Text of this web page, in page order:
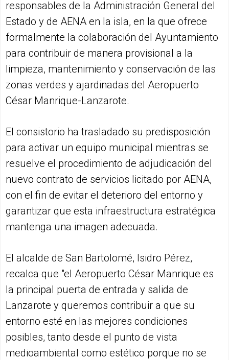
responsables de la Administración General del
Estado y de AENA en la isla, en la que ofrece
formalmente la colaboración del Ayuntamiento
para contribuir de manera provisional a la
limpieza, mantenimiento y conservación de las
zonas verdes y ajardinadas del Aeropuerto
César Manrique-Lanzarote.
El consistorio ha trasladado su predisposición
para activar un equipo municipal mientras se
resuelve el procedimiento de adjudicación del
nuevo contrato de servicios licitado por AENA,
con el fin de evitar el deterioro del entorno y
garantizar que esta infraestructura estratégica
mantenga una imagen adecuada.
El alcalde de San Bartolomé, Isidro Pérez,
recalca que "el Aeropuerto César Manrique es
la principal puerta de entrada y salida de
Lanzarote y queremos contribuir a que su
entorno esté en las mejores condiciones
posibles, tanto desde el punto de vista
medioambiental como estético porque no se